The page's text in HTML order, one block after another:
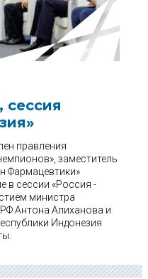
правления
заместитель
Фармацевтики»
в сессии «Россия -
министра
Антона Алиханова и
Индонезия